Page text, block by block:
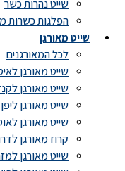
שייט נהרות כשר
הפלגות כשרות
שייט מאורגן
לכל המאורגנים
שייט מאורגן
שייט מאורגן
שייט מאורגן ליפן
שייט מאורגן
קרוז מאורגן
שייט מאורגן